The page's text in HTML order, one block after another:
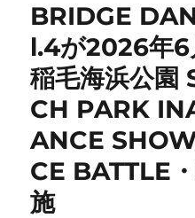
BRIDGE
l.4が2026年6
稲毛海浜公園
CH PARK
ANCE
CE BATTLE
施